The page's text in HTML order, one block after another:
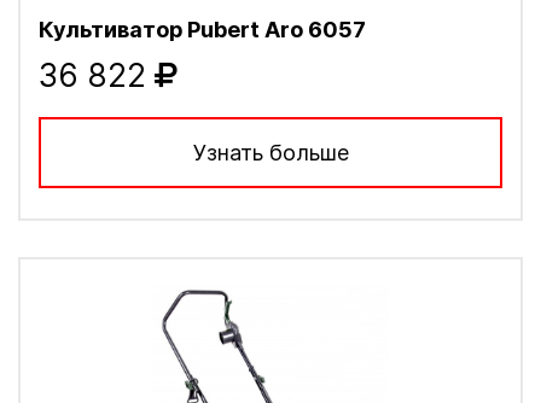
Культиватор Pubert Aro 6057
36 822
Узнать больше